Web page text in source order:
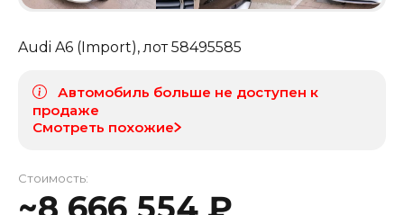
Audi A6 (Import), лот58495585
Автомобиль больше не доступен к
продаже
Смотреть похожие
Стоимость: